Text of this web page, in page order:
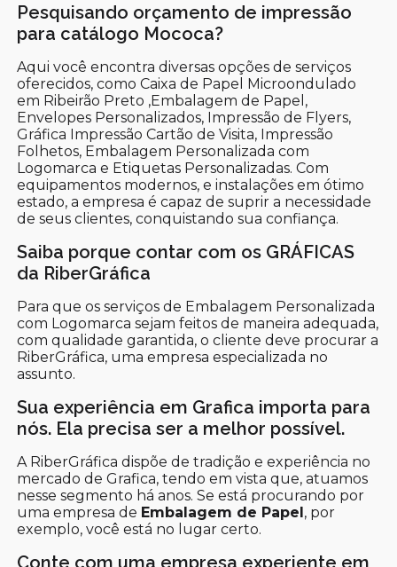
Pesquisando orçamento de impressão
para catálogo Mococa?
Aqui você encontra diversas opções de serviços
oferecidos, como Caixa de Papel Microondulado
em Ribeirão Preto ,Embalagem de Papel,
Envelopes Personalizados, Impressão de Flyers,
Gráfica Impressão Cartão de Visita, Impressão
Folhetos, Embalagem Personalizada com
Logomarca e Etiquetas Personalizadas. Com
equipamentos modernos, e instalações em ótimo
estado, a empresa é capaz de suprir a necessidade
de seus clientes, conquistando sua confiança.
Saiba porque contar com os GRÁFICAS
da RiberGráfica
Para que os serviços de Embalagem Personalizada
com Logomarca sejam feitos de maneira adequada,
com qualidade garantida, o cliente deve procurar a
RiberGráfica, uma empresa especializada no
assunto.
Sua experiência em Grafica importa para
nós. Ela precisa ser a melhor possível.
A RiberGráfica dispõe de tradição e experiência no
mercado de Grafica, tendo em vista que, atuamos
nesse segmento há anos. Se está procurando por
uma empresa de Embalagem de Papel, por
exemplo, você está no lugar certo.
Conte com uma empresa experiente em